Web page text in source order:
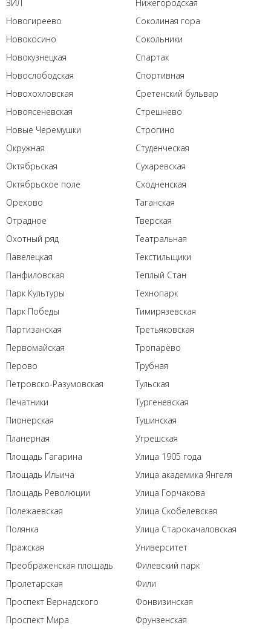
ЗИЛ
Нижегородская
Новогиреево
Новокосино
Новокузнецкая
Новослободская
Новохохловская
Новоясеневская
Новые Черемушки
Окружная
Октябрьская
Октябрьское поле
Орехово
Отрадное
Охотный ряд
Павелецкая
Панфиловская
Парк Культуры
Парк Победы
Партизанская
Первомайская
Перово
Петровско-Разумовская
Печатники
Пионерская
Планерная
Площадь Гагарина
Площадь Ильича
Площадь Революции
Полежаевская
Полянка
Пражская
Преображенская площадь
Пролетарская
Проспект Вернадского
Проспект Мира
Соколиная гора
Сокольники
Спартак
Спортивная
Сретенский бульвар
Стрешнево
Строгино
Студенческая
Сухаревская
Сходненская
Таганская
Тверская
Театральная
Текстильщики
Теплый Стан
Технопарк
Тимирязевская
Третьяковская
Тропарёво
Трубная
Тульская
Тургеневская
Тушинская
Угрешская
Улица 1905 года
Улица академика Янгеля
Улица Горчакова
Улица Скобелевская
Улица Старокачаловская
Университет
Филевский парк
Фили
Фонвизинская
Фрунзенская